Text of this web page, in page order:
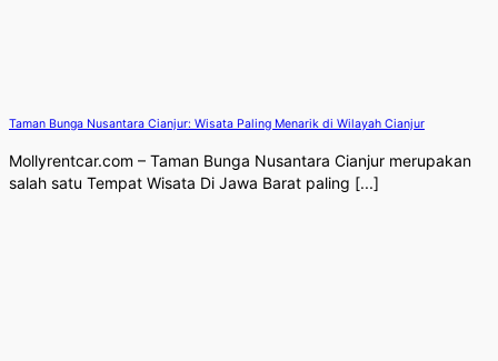
Taman Bunga Nusantara Cianjur: Wisata Paling Menarik di Wilayah Cianjur
Mollyrentcar.com – Taman Bunga Nusantara Cianjur merupakan
salah satu Tempat Wisata Di Jawa Barat paling [...]